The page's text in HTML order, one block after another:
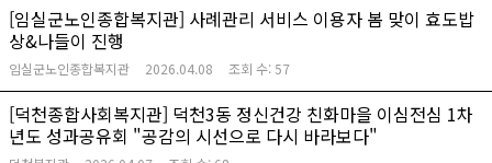
[임실군노인종합복지관] 사례관리 서비스 이용자 봄 맞이 효도밥
상&나들이 진행
임실군노인종합복지관 2026.04.08 조회 수:57
[덕천종합사회복지관] 덕천3동 정신건강 친화마을 이심전심 1차
년도 성과공유회 "공감의 시선으로 다시 바라보다"